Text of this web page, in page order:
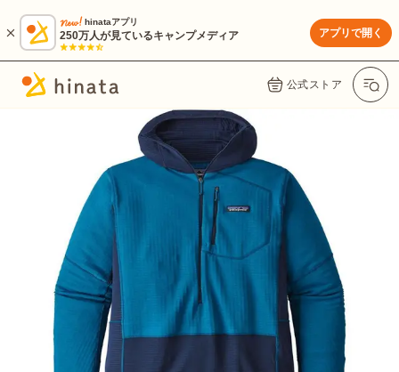
hinataアプリ
250万人が見ているキャンプメディア アプリで開く
公式ストア